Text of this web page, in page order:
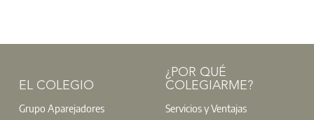
EL COLEGIO
Grupo Aparejadores
¿POR QUÉ
COLEGIARME?
Servicios y Ventajas